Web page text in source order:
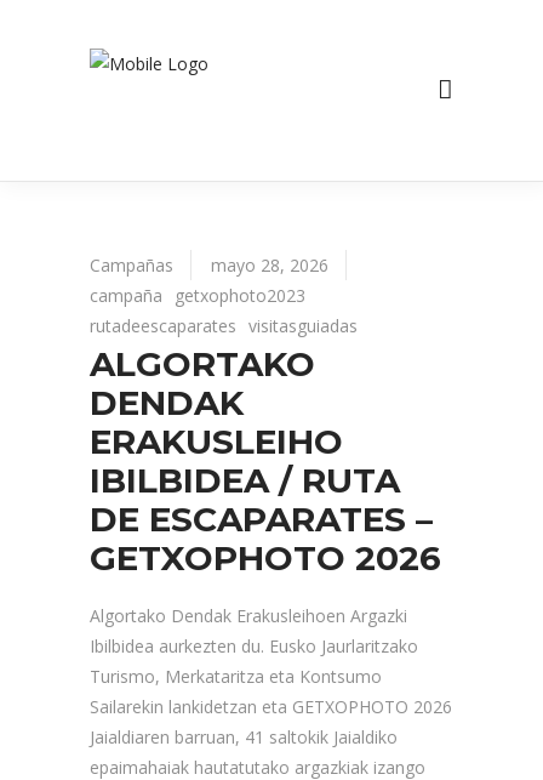
Campañas
mayo 28, 2026
campaña
getxophoto2023
rutadeescaparates visitasguiadas
ALGORTAKO
DENDAK
ERAKUSLEIHO
IBILBIDEA / RUTA
DE ESCAPARATES –
GETXOPHOTO 2026
Algortako Dendak Erakusleihoen Argazki
Ibilbidea aurkezten du. Eusko Jaurlaritzako
Turismo, Merkataritza eta Kontsumo
Sailarekin lankidetzan eta GETXOPHOTO 2026
Jaialdiaren barruan, 41 saltokik Jaialdiko
epaimahaiak hautatutako argazkiak izango